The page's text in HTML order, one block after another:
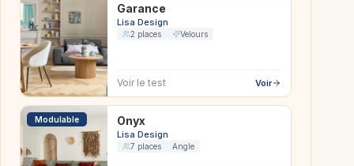
Garance
Lisa Design
2 places Velours
Voir le test Voir
Modulable Onyx
Lisa Design
7 places Angle